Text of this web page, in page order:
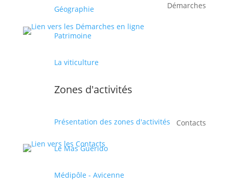
Géographie
Patrimoine
La viticulture
Zones d'activités
Présentation des zones d'activités
Le Mas Guérido
Médipôle - Avicenne
Démarches
Contacts